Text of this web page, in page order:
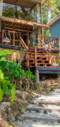
5; 27